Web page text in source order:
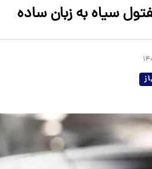
سیاه به زبان ساده